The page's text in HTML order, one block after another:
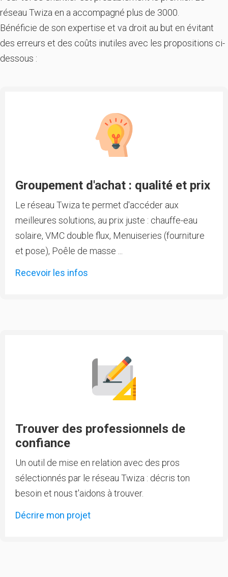
réseau Twiza en a accompagné plus de 3000.
Bénéficie de son expertise et va droit au but en évitant
des erreurs et des coûts inutiles avec les propositions ci-
dessous :
Groupement d'achat : qualité et prix
Le réseau Twiza te permet d'accéder aux
meilleures solutions, au prix juste : chauffe-eau
solaire, VMC double flux, Menuiseries (fourniture
et pose), Poêle de masse ...
Recevoir les infos
Trouver des professionnels de
confiance
Un outil de mise en relation avec des pros
sélectionnés par le réseau Twiza : décris ton
besoin et nous t'aidons à trouver.
Décrire mon projet